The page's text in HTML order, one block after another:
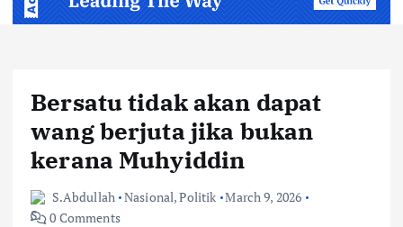
Bersatu tidak akan dapat
wang berjuta jika bukan
kerana Muhyiddin
S.Abdullah Nasional,Politik March 9, 2026
0 Comments